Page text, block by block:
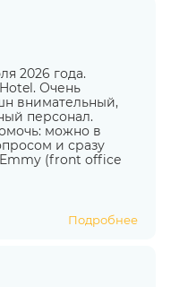
2026 года.
Очень
внимательный,
персонал.
можно в
и сразу
(front office
Подробнее